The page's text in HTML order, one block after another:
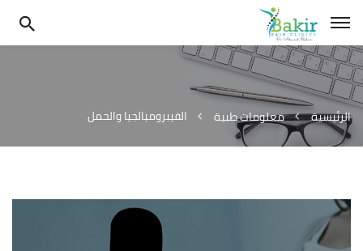
الرئيسية معلومات طبية الفيبروميالجيا والحمل